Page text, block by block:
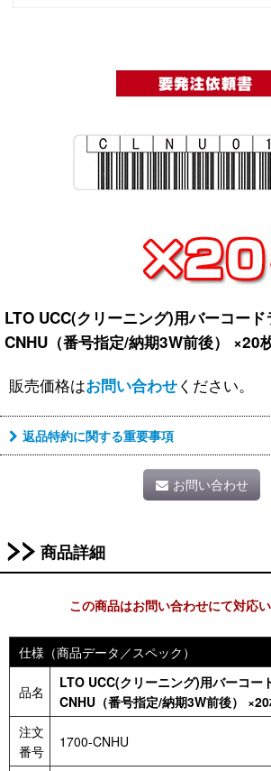
LTO UCC(クリーニング)用バーコー
CNHU（番号指定/納期3W前後） ×20
販売価格はお問い合わせください。
返品特約に関する重要事項
お問い合わせ
商品詳細
この商品はお問い合わせにて対応い
仕様（商品データ／スペック）
品名
LTO UCC(クリーニング)用バーコー
CNHU（番号指定/納期3W前後）
注文
番号
1700-CNHU